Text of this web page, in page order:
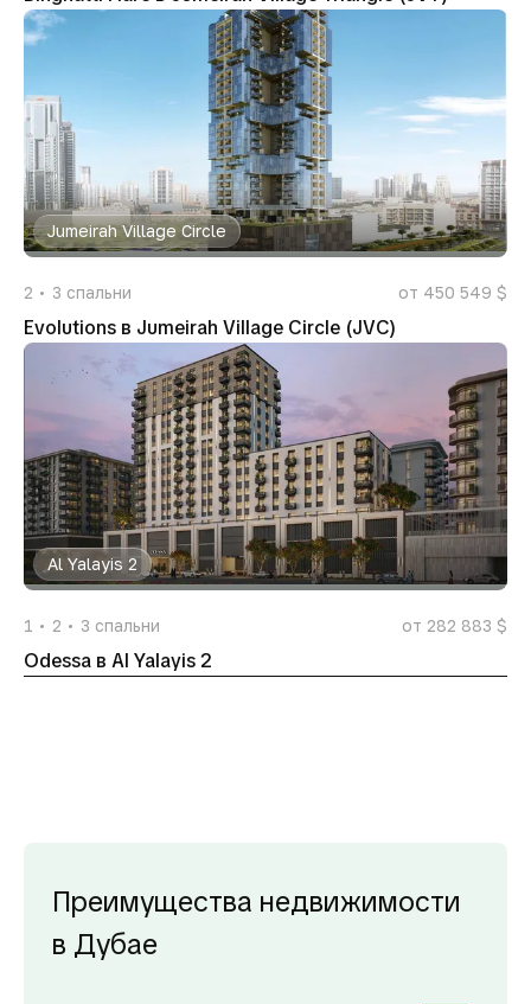
Jumeirah Village Circle
2 3 спальни от 450 549 $
Evolutions в Jumeirah Village Circle (JVC)
Al Yalayis 2
1 2 3 спальни от 282 883 $
Odessa в Al Yalayis 2
Преимущества недвижимости
в Дубае